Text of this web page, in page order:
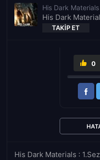
His Dark Materials
His Dark
TAKIP ET
His Dark Materials :
0